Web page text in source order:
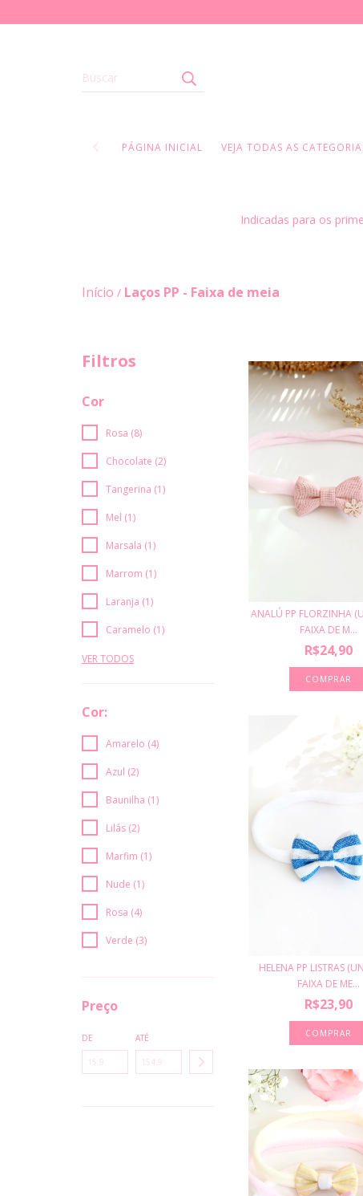
PÁGINA INICIAL VEJA TODAS AS
Indicadas para os
Início / Laços PP - Faixa de meia
Filtros
Cor
Rosa (8)
Chocolate (2)
Tangerina (1)
Mel (1)
Marsala (1)
Marrom (1)
Laranja (1)
Caramelo (1)
VER TODOS
Cor:
Amarelo (4)
Azul (2)
Baunilha (1)
Lilás (2)
Marfim (1)
Nude (1)
Rosa (4)
Verde (3)
Preço
DE ATÉ
ANALÚ PP FLORZINHA
FAIXA DE M...
R$24,90
HELENA PP LISTRAS
FAIXA DE ME...
R$23,90